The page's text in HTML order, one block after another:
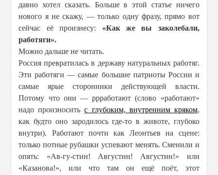
давно хотел сказать. Больше в этой статье ничего
нового я не скажу, — только одну фразу, прямо вот
сейчас её произнесу: «Как же вы заколебали,
работяги».
Можно дальше не читать.
Россия превратилась в державу натуральных работяг.
Эти работяги — самые большие патриоты России и
самые ярые сторонники действующей власти.
Потому что они — ррработают (слово «работают»
надо произноситьс глубоким, внутренним кряком,
как будто оно зародилось где-то в животе, глубоко
внутри). Работают почти как Леонтьев на сцене:
только потные рубашки успевают менять. Сменили и
опять: «Ав-гу-стин! Августин! Августин!» или
«Казанова!», или что там он ещё поёт, этот